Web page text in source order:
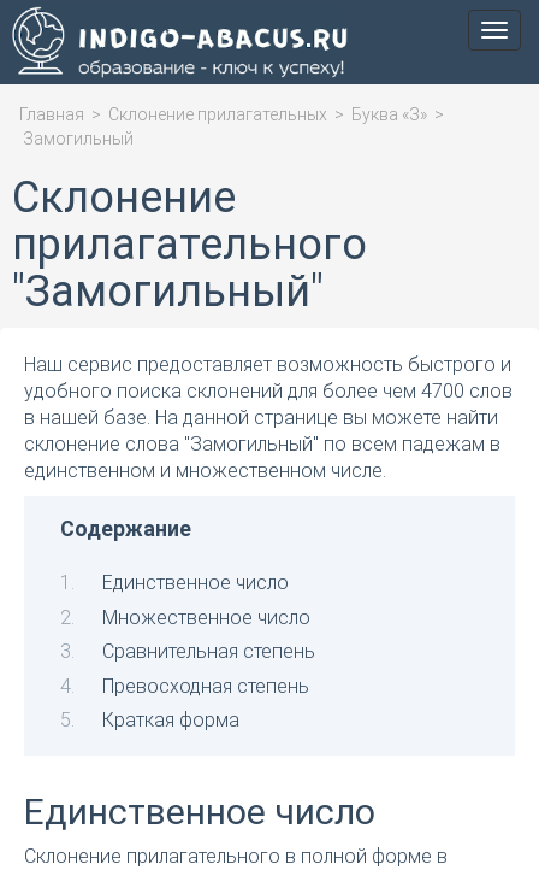
Меню
Главная > Склонение прилагательных > Буква «З» >
Замогильный
Склонение
прилагательного
"Замогильный"
Наш сервис предоставляет возможность быстрого и
удобного поиска склонений для более чем 4700 слов
в нашей базе. На данной странице вы можете найти
склонение слова "Замогильный" по всем падежам в
единственном и множественном числе.
Содержание
Единственное число
Множественное число
Сравнительная степень
Превосходная степень
Краткая форма
Единственное число
Склонение прилагательного в полной форме в